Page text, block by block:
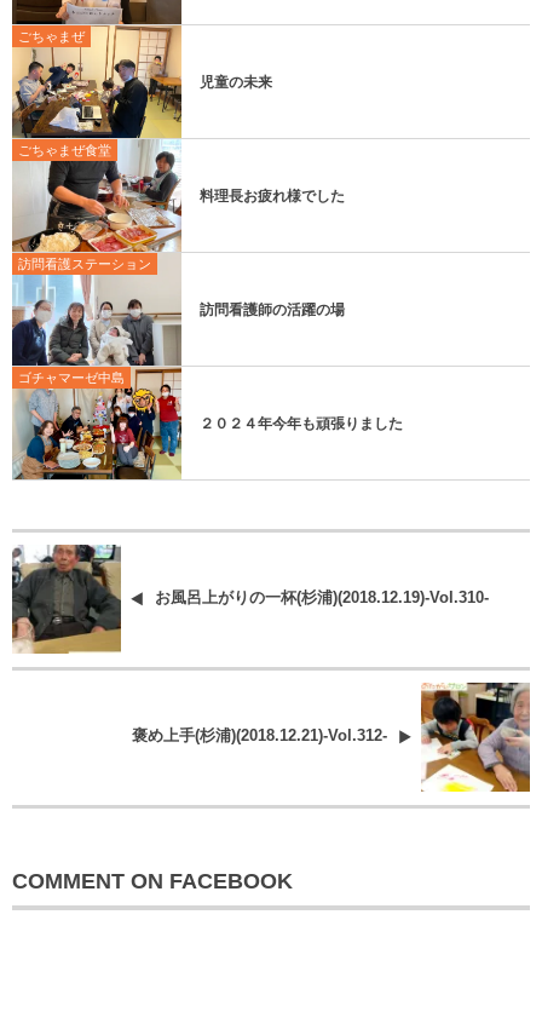
ごちゃまぜ
児童の未来
ごちゃまぜ食堂
料理長お疲れ様でした
訪問看護ステーション
訪問看護師の活躍の場
ゴチャマーゼ中島
２０２４年今年も頑張りました
お風呂上がりの一杯(杉浦)(2018.12.19)-Vol.310-
褒め上手(杉浦)(2018.12.21)-Vol.312-
COMMENT ON FACEBOOK